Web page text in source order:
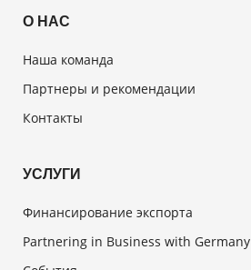
О НАС
Наша команда
Партнеры и рекомендации
Контакты
УСЛУГИ
Финансирование экспорта
Partnering in Business with Germany